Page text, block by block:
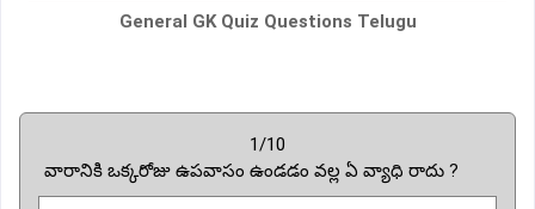
General GK Quiz Questions Telugu
1/10
వారానికి ఒక్కరోజు ఉపవాసం ఉండడం వల్ల ఏ వ్యాధి రాదు ?